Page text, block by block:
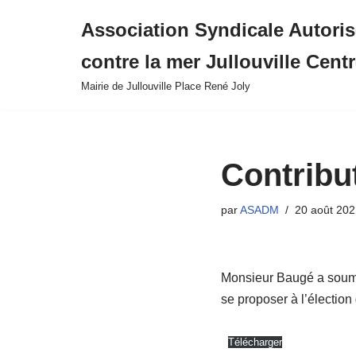
Association Syndicale
contre la mer Jullouville
Mairie de Jullouville Place René Joly
parASADM 20 août
Monsieur Baugé a
se proposer à
Télécharger